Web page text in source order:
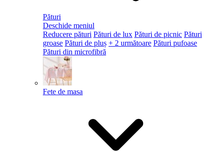
Pături
Deschide meniul
Reducere pături Pături de lux Pături de picnic Pături
groase Pături de pluș + 2 următoare Pături pufoase
Pături din microfibră
Fete de masa